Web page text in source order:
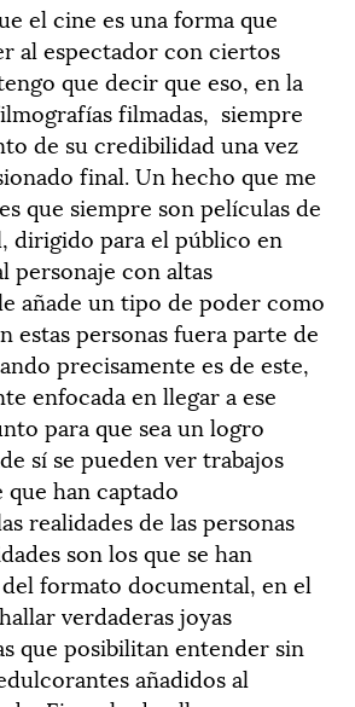
el cine es una forma que
al espectador con ciertos
que decir que eso, en la
filmadas, siempre
de su credibilidad una vez
final. Un hecho que me
que siempre son películas de
dirigido para el público en
personaje con altas
añade un tipo de poder como
estas personas fuera parte de
precisamente es de este,
enfocada en llegar a ese
para que sea un logro
sí se pueden ver trabajos
han captado
realidades de las personas
son los que se han
formato documental, en el
verdaderas joyas
que posibilitan entender sin
añadidos al